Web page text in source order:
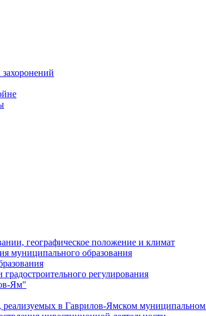
географическое положение и климат
муниципального образования
регулирования
Ям"
в Гаврилов-Ямском муниципальном